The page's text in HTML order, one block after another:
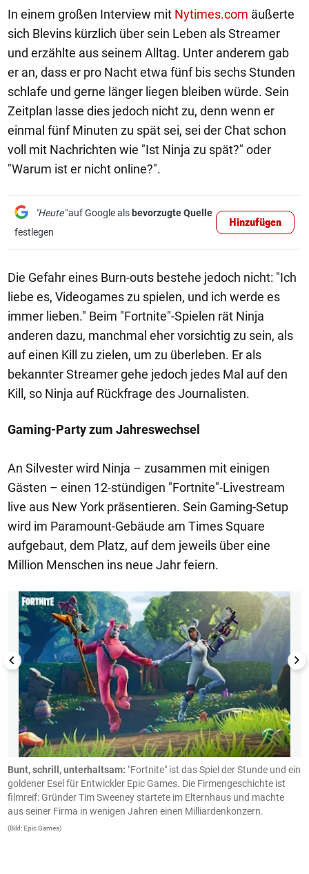
In einem großen Interview mit Nytimes.com äußerte
sich Blevins kürzlich über sein Leben als Streamer
und erzählte aus seinem Alltag. Unter anderem gab
er an, dass er pro Nacht etwa fünf bis sechs Stunden
schlafe und gerne länger liegen bleiben würde. Sein
Zeitplan lasse dies jedoch nicht zu, denn wenn er
einmal fünf Minuten zu spät sei, sei der Chat schon
voll mit Nachrichten wie "Ist Ninja zu spät?" oder
"Warum ist er nicht online?".
"Heute"auf Google als bevorzugte Quelle
festlegen
Hinzufügen
Die Gefahr eines Burn-outs bestehe jedoch nicht: "Ich
liebe es, Videogames zu spielen, und ich werde es
immer lieben." Beim "Fortnite"-Spielen rät Ninja
anderen dazu, manchmal eher vorsichtig zu sein, als
auf einen Kill zu zielen, um zu überleben. Er als
bekannter Streamer gehe jedoch jedes Mal auf den
Kill, so Ninja auf Rückfrage des Journalisten.
Gaming-Party zum Jahreswechsel
An Silvester wird Ninja – zusammen mit einigen
Gästen – einen 12-stündigen "Fortnite"-Livestream
live aus New York präsentieren. Sein Gaming-Setup
wird im Paramount-Gebäude am Times Square
aufgebaut, dem Platz, auf dem jeweils über eine
Million Menschen ins neue Jahr feiern.
1/32
Bunt, schrill, unterhaltsam: "Fortnite" ist das Spiel der Stunde und ein
goldener Esel für Entwickler Epic Games. Die Firmengeschichte ist
filmreif: Gründer Tim Sweeney startete im Elternhaus und machte
aus seiner Firma in wenigen Jahren einen Milliardenkonzern.
(Bild: Epic Games)